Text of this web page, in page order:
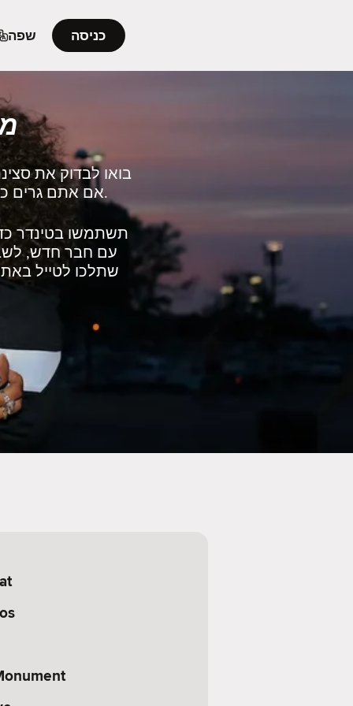
שפה כניסה
בואו לבדוק את
אם אתם גרים כאן או מתכננים לנסוע לביקור, בטינדר תמצאו מלא מקומיים שנמצאים באזור.
תשתמשו בטינדר
עם חבר חדש,
שתלכו לטייל